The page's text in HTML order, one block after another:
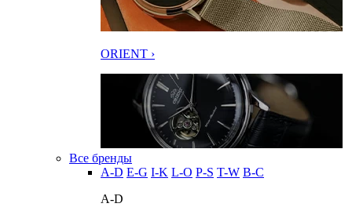
ORIENT ›
Все бренды
A-D E-G I-K L-O P-S T-W В-С
A-D